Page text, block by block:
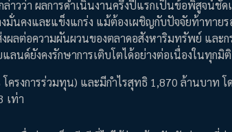
วว่า ผลการดำเนินงานครึ่งปีแรกเป็นข้อพิสูจน์ชัด
นคงและแข็งแกร่ง แม้ต้องเผชิญกับปัจจัยท้าทาย
ผลต่อความผันผวนของตลาดอสังหาริมทรัพย์ และ
ลนด์ยังคงรักษาการเติบโตได้อย่างต่อเนื่องในทุกมิติ
รงการร่วมทุน) และมีกำไรสุทธิ 1,870 ล้านบาท โ
เท่า